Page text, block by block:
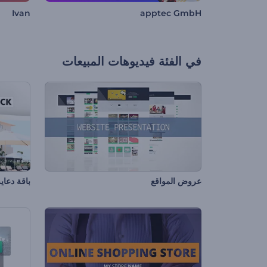
apptec GmbH
Ivan
في الفئة فيديوهات المبيعات
عروض المواقع باقة